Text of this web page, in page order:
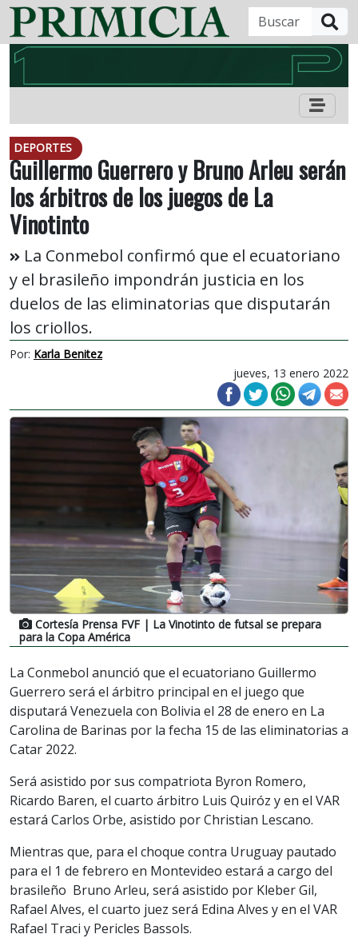
DEPORTES
Guillermo Guerrero y Bruno Arleu serán
los árbitros de los juegos de La
Vinotinto
La Conmebol confirmó que el ecuatoriano
y el brasileño impondrán justicia en los
duelos de las eliminatorias que disputarán
los criollos.
Por: Karla Benitez
jueves, 13 enero 2022
Cortesía Prensa FVF | La Vinotinto de futsal se prepara
para la Copa América
La Conmebol anunció que el ecuatoriano Guillermo
Guerrero será el árbitro principal en el juego que
disputará Venezuela con Bolivia el 28 de enero en La
Carolina de Barinas por la fecha 15 de las eliminatorias a
Catar 2022.
Será asistido por sus compatriota Byron Romero,
Ricardo Baren, el cuarto árbitro Luis Quiróz y en el VAR
estará Carlos Orbe, asistido por Christian Lescano.
Mientras que, para el choque contra Uruguay pautado
para el 1 de febrero en Montevideo estará a cargo del
brasileño Bruno Arleu, será asistido por Kleber Gil,
Rafael Alves, el cuarto juez será Edina Alves y en el VAR
Rafael Traci y Pericles Bassols.